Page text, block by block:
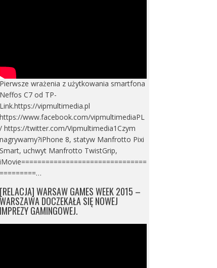
Pierwsze wrażenia z użytkowania smartfona
Neffos C7 od TP-
Link.https://vipmultimedia.pl
https://www.facebook.com/vipmultimediaPL
/ https://twitter.com/Vipmultimedia1Czym
nagrywamy?iPhone 8, statyw Manfrotto Pixi
Smart, uchwyt Manfrotto TwistGrip,
iMovie===============================
=========…
[RELACJA] WARSAW GAMES WEEK 2015 –
WARSZAWA DOCZEKAŁA SIĘ NOWEJ
IMPREZY GAMINGOWEJ.